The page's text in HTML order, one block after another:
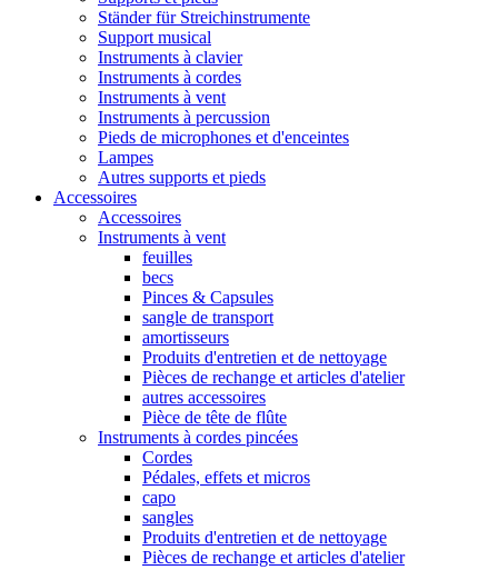
Ständer für Streichinstrumente
Support musical
Instruments à clavier
Instruments à cordes
Instruments à vent
Instruments à percussion
Pieds de microphones et d'enceintes
Lampes
Autres supports et pieds
Accessoires
Accessoires
Instruments à vent
feuilles
becs
Pinces & Capsules
sangle de transport
amortisseurs
Produits d'entretien et de nettoyage
Pièces de rechange et articles d'atelier
autres accessoires
Pièce de tête de flûte
Instruments à cordes pincées
Cordes
Pédales, effets et micros
capo
sangles
Produits d'entretien et de nettoyage
Pièces de rechange et articles d'atelier